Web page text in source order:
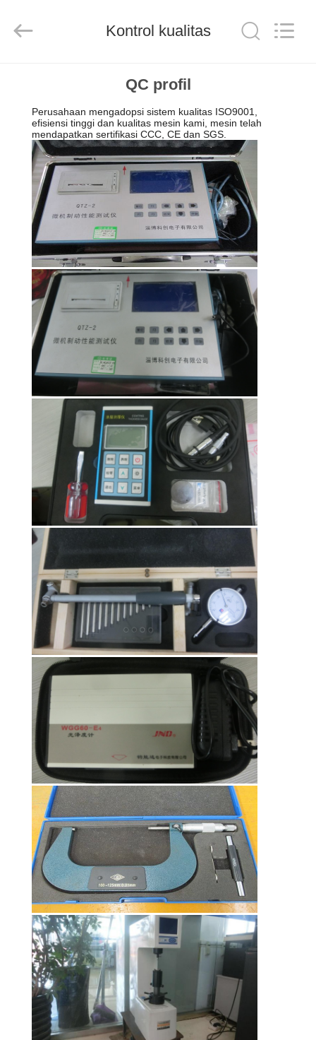
PRODUK
VIDEO
PERTUNJUKAN
TENTANG
KAMI
TUR
PABRIK
KONTROL
KUALITAS
HUBUNGI
PERMINTAAN
PENAWARAN
SITEMAP
KEBIJAKAN
PRIVASI
Machinery
Kontrol kualitas
QC profil
Perusahaan mengadopsi sistem kualitas ISO9001,
efisiensi tinggi dan kualitas mesin kami, mesin telah
mendapatkan sertifikasi CCC, CE dan SGS.